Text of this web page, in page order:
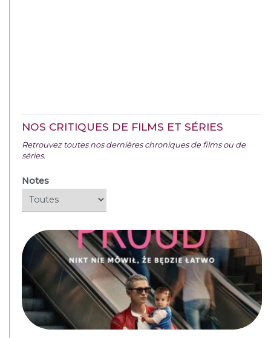
NOS CRITIQUES DE FILMS ET SÉRIES
Retrouvez toutes nos dernières chroniques de films ou de
séries.
Notes